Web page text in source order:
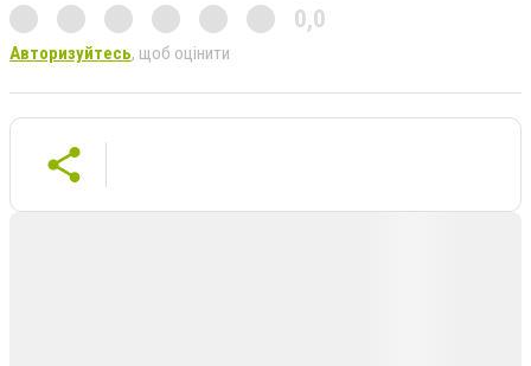
0,0
Авторизуйтесь, щоб оцінити